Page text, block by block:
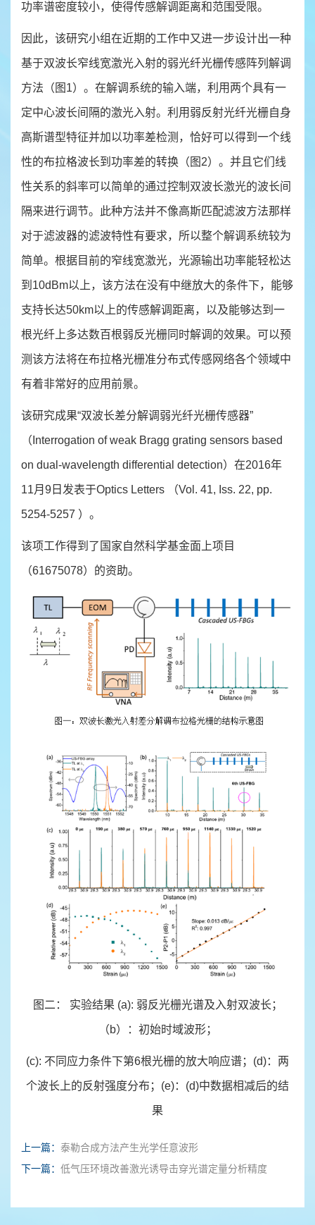
功率谱密度较小，使得传感解调距离和范围受限。
因此，该研究小组在近期的工作中又进一步设计出一种
基于双波长窄线宽激光入射的弱光纤光栅传感阵列解调
方法（图1）。在解调系统的输入端，利用两个具有一
定中心波长间隔的激光入射。利用弱反射光纤光栅自身
高斯谱型特征并加以功率差检测，恰好可以得到一个线
性的布拉格波长到功率差的转换（图2）。并且它们线
性关系的斜率可以简单的通过控制双波长激光的波长间
隔来进行调节。此种方法并不像高斯匹配滤波方法那样
对于滤波器的滤波特性有要求，所以整个解调系统较为
简单。根据目前的窄线宽激光，光源输出功率能轻松达
到10dBm以上，该方法在没有中继放大的条件下，能够
支持长达50km以上的传感解调距离，以及能够达到一
根光纤上多达数百根弱反光栅同时解调的效果。可以预
测该方法将在布拉格光栅准分布式传感网络各个领域中
有着非常好的应用前景。
该研究成果“双波长差分解调弱光纤光栅传感器”
（Interrogation of weak Bragg grating sensors based
on dual-wavelength differential detection）在2016年
11月9日发表于Optics Letters （Vol. 41, Iss. 22, pp.
5254-5257 ）。
该项工作得到了国家自然科学基金面上项目
（61675078）的资助。
图二： 实验结果 (a): 弱反光栅光谱及入射双波长；
（b）：初始时域波形；
(c): 不同应力条件下第6根光栅的放大响应谱；(d)：两
个波长上的反射强度分布；(e)：(d)中数据相减后的结
果
上一篇： 泰勒合成方法产生光学任意波形
下一篇： 低气压环境改善激光诱导击穿光谱定量分析精度